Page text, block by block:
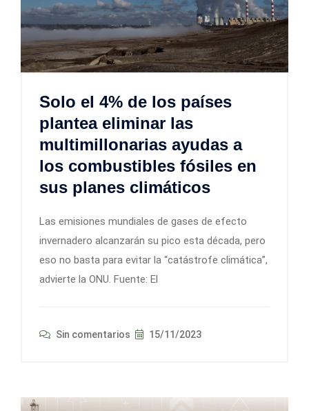
Solo el 4% de los países
plantea eliminar las
multimillonarias ayudas a
los combustibles fósiles en
sus planes climáticos
Las emisiones mundiales de gases de efecto
invernadero alcanzarán su pico esta década, pero
eso no basta para evitar la “catástrofe climática”,
advierte la ONU. Fuente: El
Sin comentarios 15/11/2023